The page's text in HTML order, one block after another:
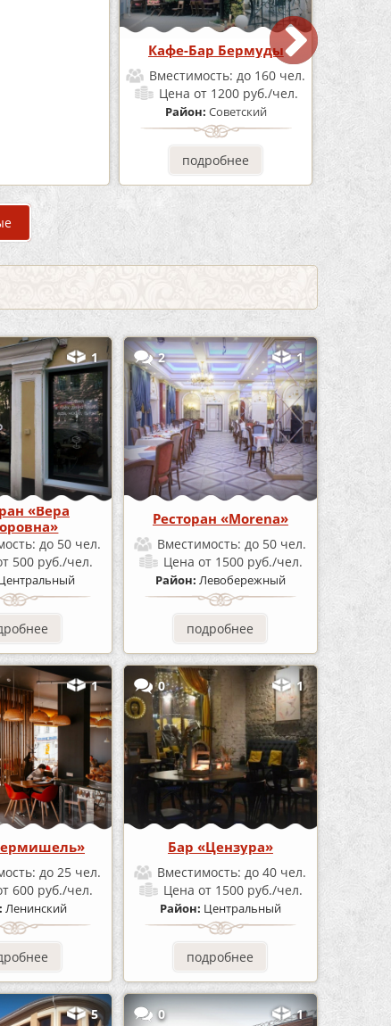
Кафе-Бар Бермуды
Вместимость: до 160 чел.
Цена от 1200 руб./чел.
Район: Советский
подробнее
1
«Вера
до 50 чел.
500 руб./чел.
2 1
Ресторан «Morena»
Вместимость: до 50 чел.
Цена от 1500 руб./чел.
Район: Левобережный
подробнее
1
до 25 чел.
600 руб./чел.
Ленинский
0 1
Бар «Цензура»
Вместимость: до 40 чел.
Цена от 1500 руб./чел.
Район: Центральный
подробнее
5 0 1